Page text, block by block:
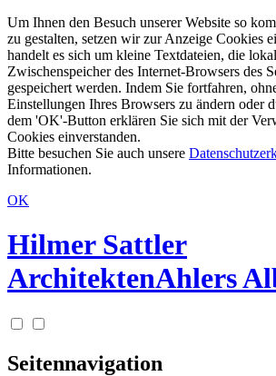
Um Ihnen den Besuch unserer Website so
zu gestalten, setzen wir zur Anzeige Cookies
handelt es sich um kleine Textdateien, die
Zwischenspeicher des Internet-Browsers des
gespeichert werden. Indem Sie fortfahren,
Einstellungen Ihres Browsers zu ändern oder
dem 'OK'-Button erklären Sie sich mit der
Cookies einverstanden.
Bitte besuchen Sie auch unsere
Informationen.
OK
Hilmer Sattler
ArchitektenAhlers
Seitennavigation